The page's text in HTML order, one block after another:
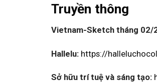
Truyền thông
Vietnam-Sketch tháng 02/
Hallelu: https://
Sở hữu trí tuệ và sáng tạo: